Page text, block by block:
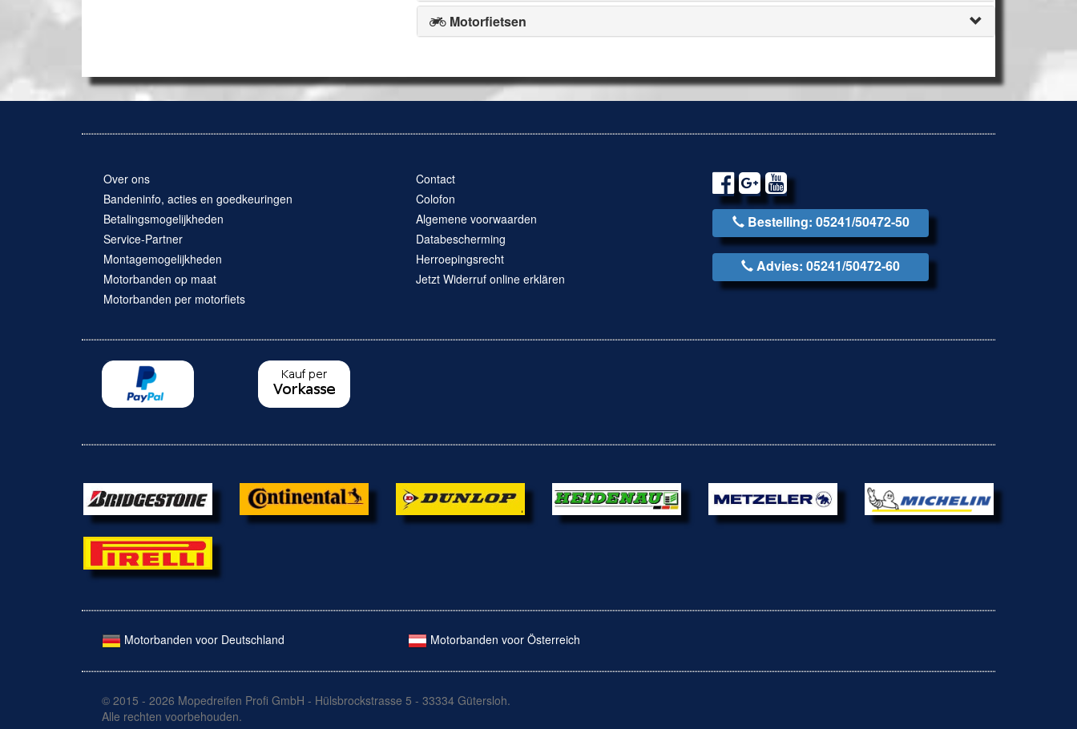
Motorfietsen
Over ons
Bandeninfo, acties en goedkeuringen
Betalingsmogelijkheden
Service-Partner
Montagemogelijkheden
Motorbanden op maat
Motorbanden per motorfiets
Contact
Colofon
Algemene voorwaarden
Databescherming
Herroepingsrecht
Jetzt Widerruf online erklären
Bestelling: 05241/50472-50
Advies: 05241/50472-60
Motorbanden voor Deutschland Motorbanden voor Österreich
© 2015 - 2026 Mopedreifen Profi GmbH - Hülsbrockstrasse 5 - 33334 Gütersloh.
Alle rechten voorbehouden.